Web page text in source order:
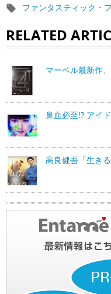
ファンタスティック・
RELATED
マーベル最新作
鼻血必至!? アイ
高良健吾「生き